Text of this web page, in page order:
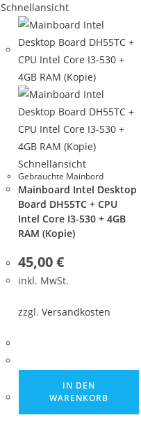
Schnellansicht
Schnellansicht
Gebrauchte Mainbord
Mainboard Intel Desktop
Board DH55TC + CPU
Intel Core I3-530 + 4GB
RAM (Kopie)
45,00€
inkl. MwSt.
zzgl.Versandkosten
IN DEN
WARENKORB